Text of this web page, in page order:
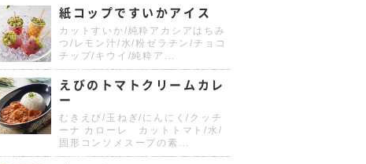
紙コップですいかアイス
カットすいか/純粋アカシアはちみ
つ/レモン汁/水/粉ゼラチン/チョコ
チップ/キウイ/純粋ア...
えびのトマトクリームカレ
ー
むきえび/玉ねぎ/にんにく/クッチ
ーナ カローレ カットトマト/水/
固形コンソメスープの素...